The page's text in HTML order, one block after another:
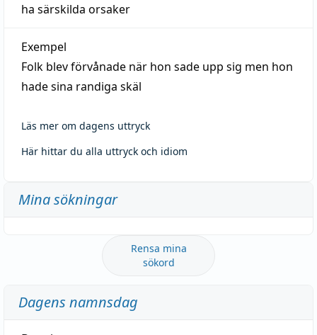
ha särskilda orsaker
Exempel
Folk blev förvånade när hon sade upp sig men hon
hade sina randiga skäl
Läs mer om dagens uttryck
Här hittar du alla uttryck och idiom
Mina sökningar
Rensa mina
sökord
Dagens namnsdag